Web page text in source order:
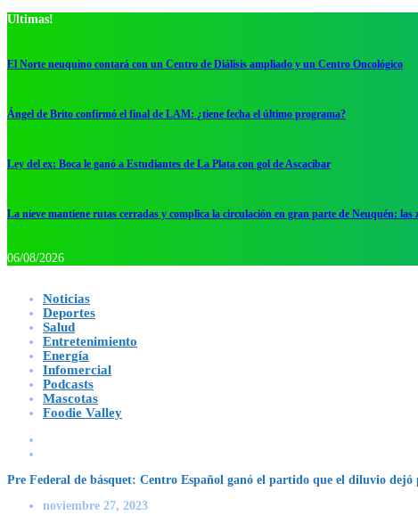
Ultimas!
El Norte neuquino contará con un Centro de Diálisis ampliado y un Centro Oncológico
Ángel de Brito confirmó el final de LAM: ¿tiene fecha el último programa?
Ley del ex: Boca le ganó a Estudiantes de La Plata con gol de Ascacibar
La nieve mantiene rutas cerradas y complica la circulación en gran parte de Neuquén: las
06/08/2026
Noticias
Deportes
Salud
Entretenimiento
Energía
Infomercial
Podcasts
Mascotas
Foodie Valley
Pre Federal de básquet: Centro Español ganó el partido que el diluvio
noviembre 27, 2023